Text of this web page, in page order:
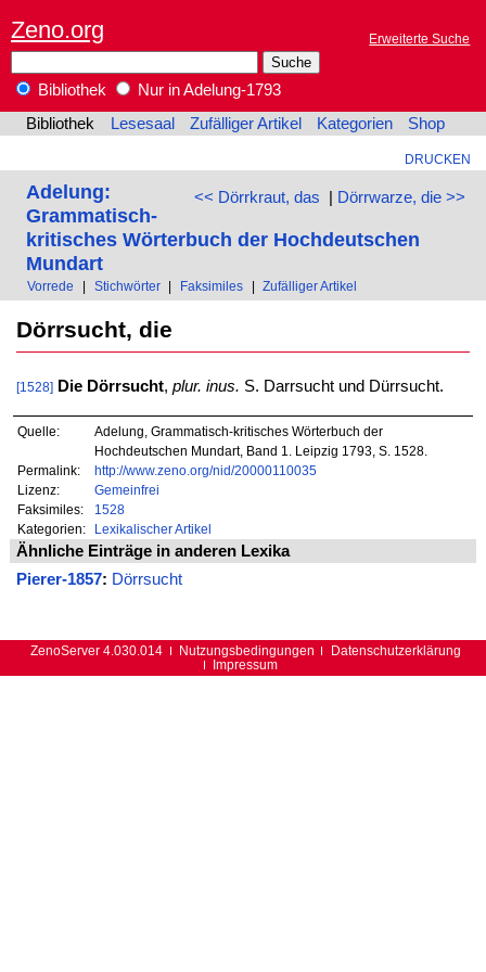
Zeno.org Erweiterte Suche
Bibliothek
Nur in Adelung-1793
Bibliothek
Lesesaal Zufälliger Artikel Kategorien Shop
DRUCKEN
<< Dörrkraut, das | Dörrwarze, die >>
Adelung:
Grammatisch-
kritisches Wörterbuch der Hochdeutschen
Mundart
Vorrede Stichwörter Faksimiles Zufälliger Artikel
Dörrsucht, die
[1528] Die Dörrsucht, plur. inus. S. Darrsucht und Dürrsucht.
Quelle:
Adelung, Grammatisch-kritisches Wörterbuch der
Hochdeutschen Mundart, Band 1. Leipzig 1793, S. 1528.
Permalink:
http://www.zeno.org/nid/20000110035
Lizenz:
Gemeinfrei
Faksimiles:
1528
Kategorien:
Lexikalischer Artikel
Ähnliche Einträge in anderen Lexika
Pierer-1857: Dörrsucht
ZenoServer 4.030.014 Nutzungsbedingungen
Datenschutzerklärung
Impressum